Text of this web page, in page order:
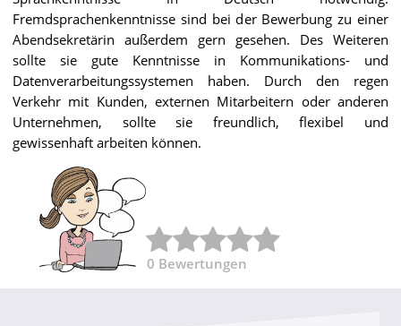
Fremdsprachenkenntnisse sind bei der Bewerbung zu einer
Abendsekretärin außerdem gern gesehen. Des Weiteren
sollte sie gute Kenntnisse in Kommunikations- und
Datenverarbeitungssystemen haben. Durch den regen
Verkehr mit Kunden, externen Mitarbeitern oder anderen
Unternehmen, sollte sie freundlich, flexibel und
gewissenhaft arbeiten können.
0 Bewertungen